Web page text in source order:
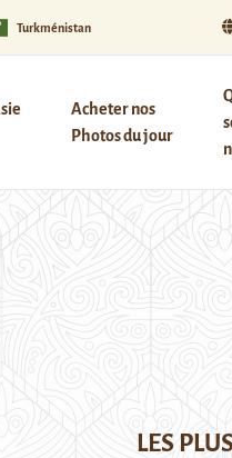
Turkménistan
Acheter nos
Photos du jour
LES